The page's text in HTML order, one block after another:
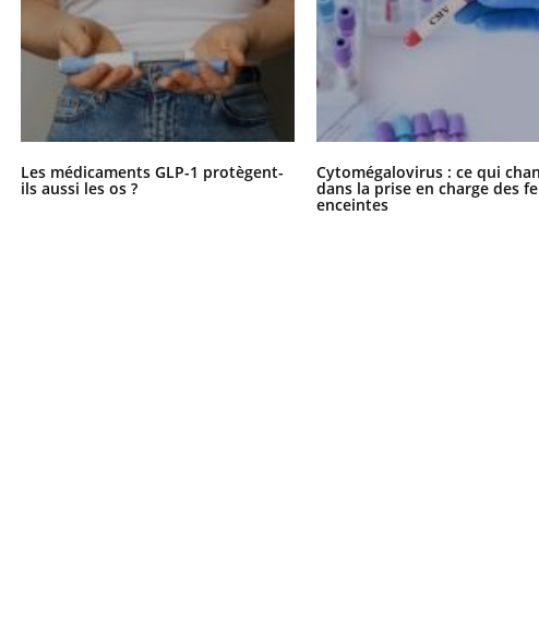
Les médicaments GLP-1 protègent-
ils aussi les os ?
Cytomégalovirus : ce qui
dans la prise en charge des
enceintes
& Charge mentale : et si on
en parler??Youtube
l'insuline dans le diabète de type 2
entourée d'idées reçues chez les
comme parfois chez les soignants.